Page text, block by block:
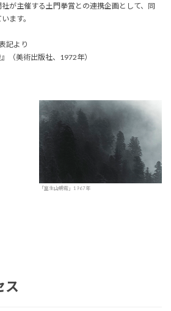
が主催する土門拳󠄁賞との連携企画として、同
ます。
記より
（美術出版社、1972年）
「室生山朝霧」1967年
ス